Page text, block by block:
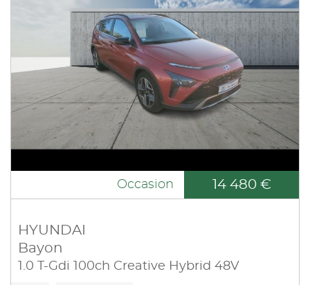
Occasion 14 480 €
HYUNDAI
Bayon
1.0 T-Gdi 100ch Creative Hybrid 48V